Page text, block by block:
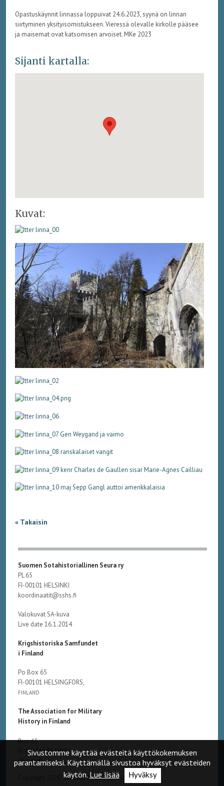
Opastuskäynnit linnassa loppuivat 24.6.2023, syynä on linnan
siirtyminen yksityisomistukseen. Vieressä olevalle kirkolle pääsee
ja maisemat ovat katsomisen arvoiset. MKe 2023
Sijanti kartalla:
Kuvat:
« Takaisin
Suomen Sotahistoriallinen Seura ry
PL 65
FI-00101 HELSINKI
koordinaatit@sshs.fi
Valokuvat SA-kuva
Live date 16.1.2014
Krigshistoriska Samfundet
i Finland
Po Box 65
FI-00101 HELSINGFORS,
FINLAND
The Association for Military
History in Finland
Box 65
FI-00101 HELSINKI,
FINLAND
Copyright 2026 Suomen Sotahistoriallinen Seura ry
Sivustomme käyttää evästeitä käyttökokemuksen
parantamiseksi. Käyttämällä sivustoa hyväksyt evästeiden
käytön. Lue lisää Hyväksy